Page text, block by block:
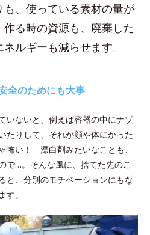
も、使っている素材の量が
作る時の資源も、廃棄した
ルギーも減らせます。
全のためにも大事
いないと、例えば容器の中にナゾ
たりして、それが顔や体にかった
怖い！ 漂白剤みたいなことも、
で…。そんな風に、捨てた先のこ
と、分別のモチベーションにもな
す。